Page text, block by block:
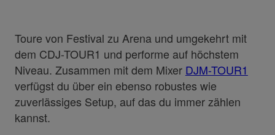
Toure von Festival zu Arena und umgekehrt mit
dem CDJ-TOUR1 und performe auf höchstem
Niveau. Zusammen mit dem Mixer DJM-TOUR1
verfügst du über ein ebenso robustes wie
zuverlässiges Setup, auf das du immer zählen
kannst.